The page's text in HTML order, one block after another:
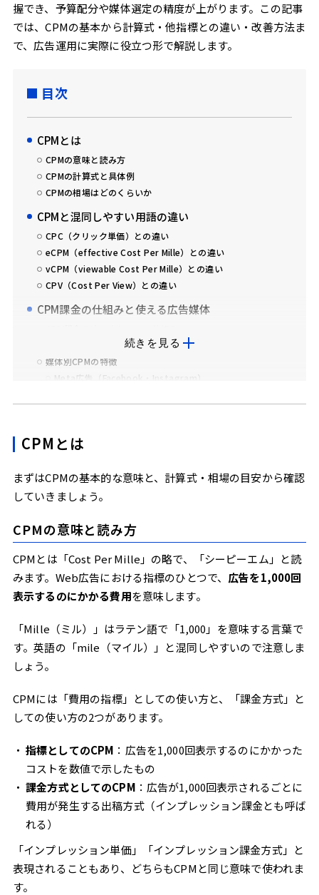
握でき、予算配分や媒体選定の精度が上がります。この記事
では、CPMの基本から計算式・他指標との違い・改善方法ま
で、広告運用に実際に役立つ形で解説します。
目次
CPMとは
CPMの意味と読み方
CPMの計算式と具体例
CPMの相場はどのくらいか
CPMと混同しやすい用語の違い
CPC（クリック単価）との違い
eCPM（effective Cost Per Mille）との違い
vCPM（viewable Cost Per Mille）との違い
CPV（Cost Per View）との違い
CPM課金の仕組みと使える広告媒体
SNS広告・ディスプレイ広告でのCPM課金
媒体別CPMの特徴
Meta広告（Facebook・Instagram）
CPM課金のメリット
広いリーチで配信できる
クリック率次第でクリック単価を抑えられる
広告予算をコントロールしやすい
フリークエンシー（同一ユーザーへの表示回数）とCPMの関
CPM課金が向いているケースとは？
CPM課金のデメリット・注意点
競合状況によって単価が変動する
CPM課金でよくある失敗パターン
LP（ランディングページ）の質が低い
CPM課金とCPC課金の使い分け
クリック率0.1%を目安に判断する
CPMとCTRの関係を理解する
CTRが高いと実質的なクリック単価が下がる
ターゲティング設定を適切に見直す
広告クリエイティブを繰り返し検証する
続きを見る
CPMとは
まずはCPMの基本的な意味と、計算式・相場の目安から確認
していきましょう。
CPMの意味と読み方
CPMとは「Cost Per Mille」の略で、「シーピーエム」と読
みます。Web広告における指標のひとつで、 広告を1,000回
表示するのにかかる費用を意味します。
「Mille（ミル）」はラテン語で「1,000」を意味する言葉で
す。英語の「mile（マイル）」と混同しやすいので注意しま
しょう。
CPMには「費用の指標」としての使い方と、「課金方式」と
しての使い方の2つがあります。
指標としてのCPM ：広告を1,000回表示するのにかかった
コストを数値で示したもの
課金方式としてのCPM ：広告が1,000回表示されるごとに
費用が発生する出稿方式（インプレッション課金とも呼ば
れる）
「インプレッション単価」「インプレッション課金方式」と
表現されることもあり、どちらもCPMと同じ意味で使われま
す。